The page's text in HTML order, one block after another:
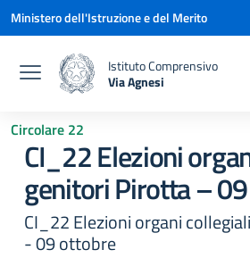
Vai ai contenuti
Vai al menu di navigazione
Vai al footer
Ministero dell'Istruzione e del Merito
Istituto Comprensivo
Via Agnesi
— Visita la pagina iniziale
Circolare 22
CI_22 Elezioni
genitori Pirotta –
CI_22 Elezioni organi
- 09 ottobre